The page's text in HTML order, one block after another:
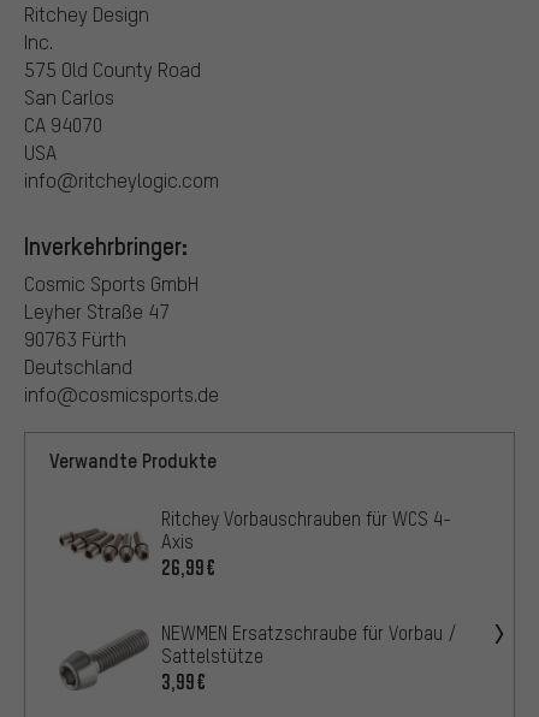
Ritchey Design
Inc.
575 Old County Road
San Carlos
CA 94070
USA
info@ritcheylogic.com
Inverkehrbringer:
Cosmic Sports GmbH
Leyher Straße 47
90763 Fürth
Deutschland
info@cosmicsports.de
Verwandte Produkte
Ritchey Vorbauschrauben für WCS 4-
Axis
26,99€
NEWMEN Ersatzschraube für Vorbau /
Sattelstütze
3,99€